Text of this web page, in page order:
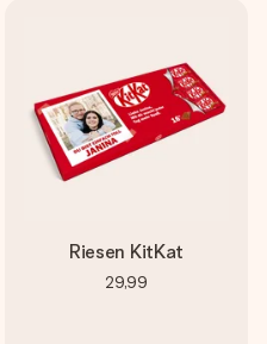
Riesen KitKat
29,99